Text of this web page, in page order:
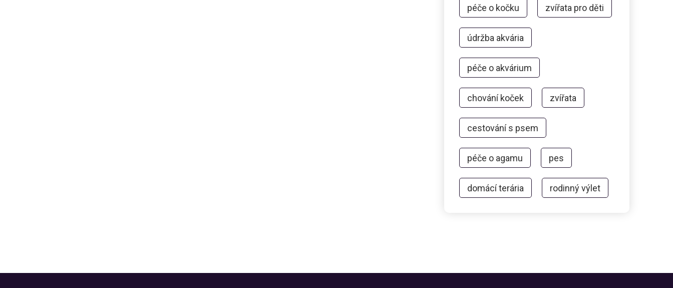
péče o kočku zvířata pro děti
údržba akvária
péče o akvárium
chování koček zvířata
cestování s psem
péče o agamu pes
domácí terária rodinný výlet